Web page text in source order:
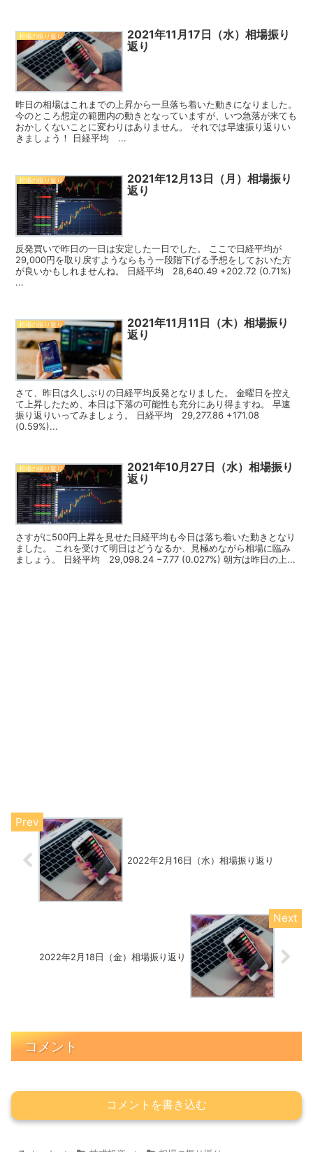
相場の振り返り
2021年11月17日（水）相場振り
返り
昨日の相場はこれまでの上昇から一旦落ち着いた動きになりました。
今のところ想定の範囲内の動きとなっていますが、いつ急落が来ても
おかしくないことに変わりはありません。 それでは早速振り返りい
きましょう！ 日経平均 ...
相場の振り返り
2021年12月13日（月）相場振り
返り
反発買いで昨日の一日は安定した一日でした。 ここで日経平均が
29,000円を取り戻すようならもう一段階下げる予想をしておいた方
が良いかもしれませんね。 日経平均 28,640.49 +202.72 (0.71%)
...
相場の振り返り
2021年11月11日（木）相場振り
返り
さて、昨日は久しぶりの日経平均反発となりました。 金曜日を控え
て上昇したため、本日は下落の可能性も充分にあり得ますね。 早速
振り返りいってみましょう。 日経平均 29,277.86 +171.08
(0.59%)...
相場の振り返り
2021年10月27日（水）相場振り
返り
さすがに500円上昇を見せた日経平均も今日は落ち着いた動きとなり
ました。 これを受けて明日はどうなるか、見極めながら相場に臨み
ましょう。 日経平均 29,098.24 −7.77 (0.027%) 朝方は昨日の上...
2022年2月16日（水）相場振り返り
2022年2月18日（金）相場振り返り
コメント
コメントを書き込む